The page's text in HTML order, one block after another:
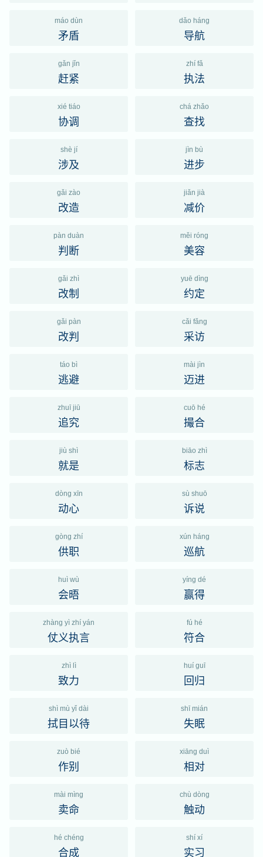
máo dùn
矛盾
dǎo háng
导航
gǎn jǐn
赶紧
zhí fǎ
执法
xié tiáo
协调
chá zhǎo
查找
shè jí
涉及
jìn bù
进步
gǎi zào
改造
jiǎn jià
减价
pàn duàn
判断
měi róng
美容
gǎi zhì
改制
yuē dìng
约定
gǎi pàn
改判
cǎi fǎng
采访
táo bì
逃避
mài jìn
迈进
zhuī jiū
追究
cuō hé
撮合
jiù shì
就是
biāo zhì
标志
dòng xīn
动心
sù shuō
诉说
gòng zhí
供职
xún háng
巡航
huì wù
会晤
yíng dé
赢得
zhàng yì zhí yán
仗义执言
fú hé
符合
zhì lì
致力
huí guī
回归
shì mù yǐ dài
拭目以待
shī mián
失眠
zuò bié
作别
xiāng duì
相对
mài mìng
卖命
chù dòng
触动
hé chéng
合成
shí xí
实习